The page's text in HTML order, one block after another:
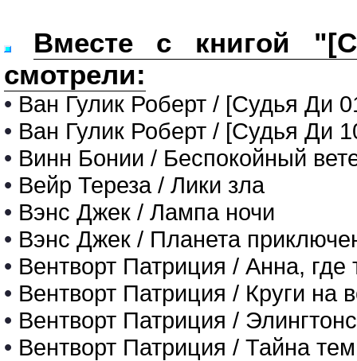
Вместе с книгой
смотрели:
• Ван Гулик Роберт / [Судья Ди
• Ван Гулик Роберт / [Судья Ди
• Винн Бонии / Беспокойный
• Вейр Тереза / Лики зла
• Вэнс Джек / Лампа ночи
• Вэнс Джек / Планета
• Вентворт Патриция / Анна, где
• Вентворт Патриция / Круги на
• Вентворт Патриция /
• Вентворт Патриция / Тайна